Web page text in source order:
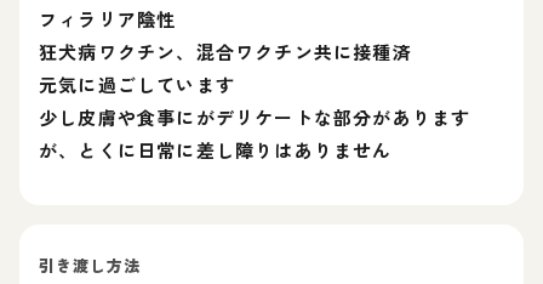
フィラリア陰性
狂犬病ワクチン、混合ワクチン共に接種済
元気に過ごしています
少し皮膚や食事にがデリケートな部分があります
が、とくに日常に差し障りはありません
引き渡し方法